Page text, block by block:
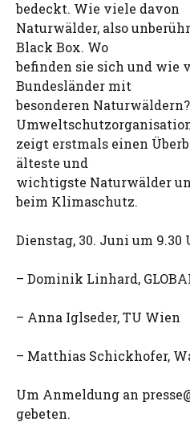
bedeckt. Wie viele davon
Naturwälder, also
Black Box. Wo
befinden sie sich und wie
Bundesländer mit
besonderen
Umweltschutzorganisation
zeigt erstmals einen
älteste und
wichtigste Naturwälder
beim Klimaschutz.
Dienstag, 30. Juni um 9.30
– Dominik Linhard,
– Anna Iglseder, TU Wien
– Matthias Schickhofer,
Um Anmeldung an
gebeten.